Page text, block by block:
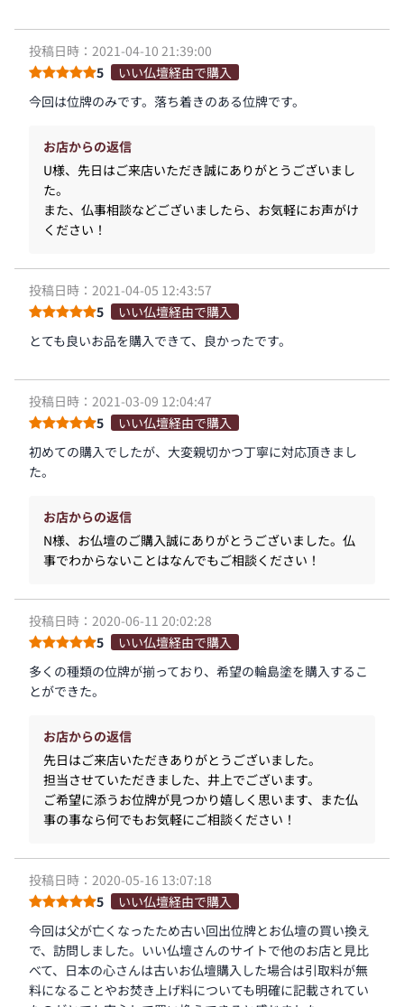
投稿日時：2021-04-10 21:39:00
5
いい仏壇経由で購入
今回は位牌のみです。落ち着きのある位牌です。
お店からの返信
U様、先日はご来店いただき誠にありがとうございまし
た。
また、仏事相談などございましたら、お気軽にお声がけ
ください！
投稿日時：2021-04-05 12:43:57
5
いい仏壇経由で購入
とても良いお品を購入できて、良かったです。
投稿日時：2021-03-09 12:04:47
5
いい仏壇経由で購入
初めての購入でしたが、大変親切かつ丁寧に対応頂きまし
た。
お店からの返信
N様、お仏壇のご購入誠にありがとうございました。仏
事でわからないことはなんでもご相談ください！
投稿日時：2020-06-11 20:02:28
5
いい仏壇経由で購入
多くの種類の位牌が揃っており、希望の輪島塗を購入するこ
とができた。
お店からの返信
先日はご来店いただきありがとうございました。
担当させていただきました、井上でございます。
ご希望に添うお位牌が見つかり嬉しく思います、また仏
事の事なら何でもお気軽にご相談ください！
投稿日時：2020-05-16 13:07:18
5
いい仏壇経由で購入
今回は父が亡くなったため古い回出位牌とお仏壇の買い換え
で、訪問しました。いい仏壇さんのサイトで他のお店と見比
べて、日本の心さんは古いお仏壇購入した場合は引取料が無
料になることやお焚き上げ料についても明確に記載されてい